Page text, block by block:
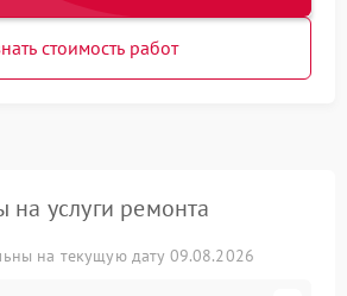
стоимость работ
на услуги ремонта
на текущую дату 09.08.2026